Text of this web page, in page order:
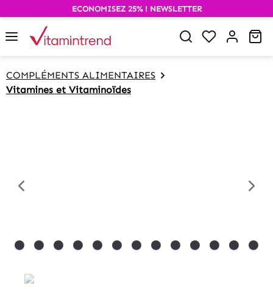
springen
ECONOMISEZ 25% ! NEWSLETTER
COMPLÉMENTS ALIMENTAIRES
Vitamines et Vitaminoïdes